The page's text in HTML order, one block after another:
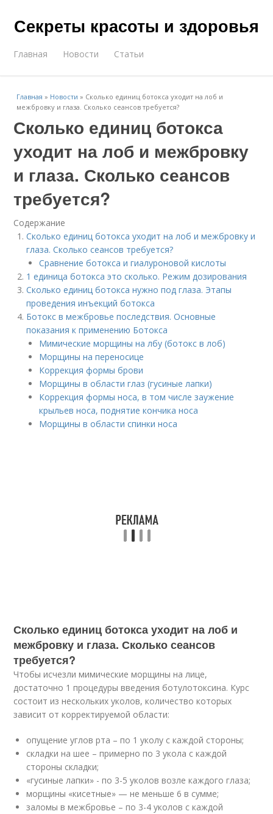
Секреты красоты и здоровья
Главная Новости Статьи
Главная » Новости » Сколько единиц ботокса уходит на лоб и
межбровку и глаза. Сколько сеансов требуется?
Сколько единиц ботокса
уходит на лоб и межбровку
и глаза. Сколько сеансов
требуется?
Содержание
Сколько единиц ботокса уходит на лоб и межбровку и
глаза. Сколько сеансов требуется?
Сравнение ботокса и гиалуроновой кислоты
1 единица ботокса это сколько. Режим дозирования
Сколько единиц ботокса нужно под глаза. Этапы
проведения инъекций ботокса
Ботокс в межбровье последствия. Основные
показания к применению Ботокса
Мимические морщины на лбу (ботокс в лоб)
Морщины на переносице
Коррекция формы брови
Морщины в области глаз (гусиные лапки)
Коррекция формы носа, в том числе заужение
крыльев носа, поднятие кончика носа
Морщины в области спинки носа
Сколько единиц ботокса уходит на лоб и
межбровку и глаза. Сколько сеансов
требуется?
Чтобы исчезли мимические морщины на лице,
достаточно 1 процедуры введения ботулотоксина. Курс
состоит из нескольких уколов, количество которых
зависит от корректируемой области:
опущение углов рта – по 1 уколу с каждой стороны;
складки на шее – примерно по 3 укола с каждой
стороны складки;
«гусиные лапки» - по 3-5 уколов возле каждого глаза;
морщины «кисетные» — не меньше 6 в сумме;
заломы в межбровье – по 3-4 уколов с каждой